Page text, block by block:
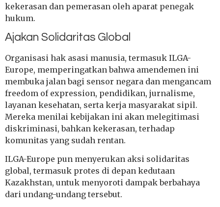
kekerasan dan pemerasan oleh aparat penegak
hukum.
Ajakan Solidaritas Global
Organisasi hak asasi manusia, termasuk ILGA-
Europe, memperingatkan bahwa amendemen ini
membuka jalan bagi sensor negara dan mengancam
freedom of expression, pendidikan, jurnalisme,
layanan kesehatan, serta kerja masyarakat sipil.
Mereka menilai kebijakan ini akan melegitimasi
diskriminasi, bahkan kekerasan, terhadap
komunitas yang sudah rentan.
ILGA-Europe pun menyerukan aksi solidaritas
global, termasuk protes di depan kedutaan
Kazakhstan, untuk menyoroti dampak berbahaya
dari undang-undang tersebut.